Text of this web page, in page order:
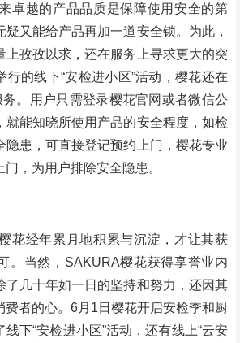
卓越的产品品质是保障使用安全的第
又能给产品再加一道安全锁。为此，
上孜孜以求，还在服务上寻求更大的突
行的线下“安检进小区”活动，樱花还在
务。用户只需登录樱花官网或者微信公
就能知晓所使用产品的安全程度，如检
隐患，可直接登记预约上门，樱花专业
，为用户排除安全隐患。
花经年累月地积累与沉淀，才让其获
。当然，SAKURA樱花获得享誉业内
了几十年如一日的坚持和努力，还因其
费者的心。6月1日樱花开启安检季和厨
下“安检进小区”活动，还有线上“云安